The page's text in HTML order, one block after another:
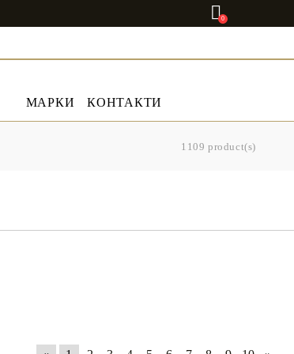
0
МАРКИ КОНТАКТИ
1109 product(s)